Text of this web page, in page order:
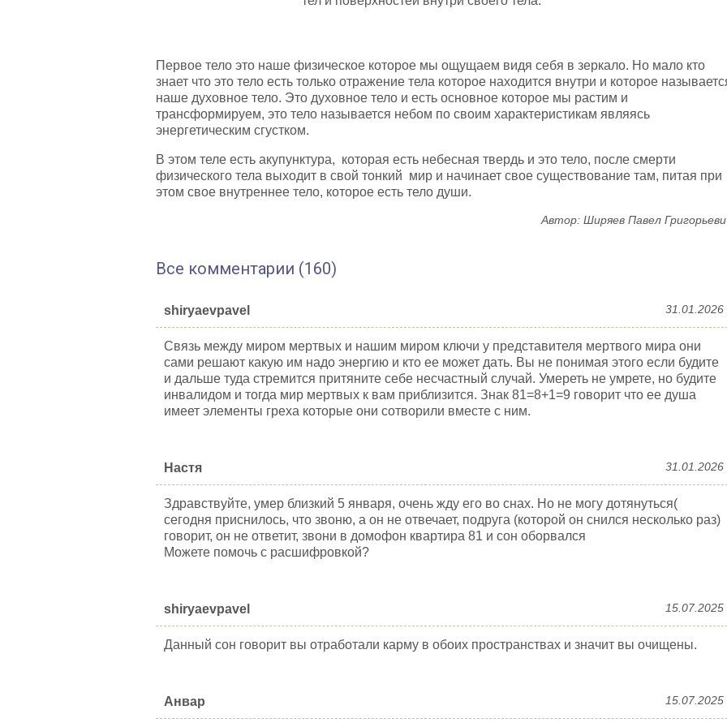
Первое тело это наше физическое которое мы ощущаем видя себя в зеркало. Но мало кто
знает что это тело есть только отражение тела которое находится внутри и которое
наше духовное тело. Это духовное тело и есть основное которое мы растим и
трансформируем, это тело называется небом по своим характеристикам являясь
энергетическим сгустком.
В этом теле есть акупунктура, которая есть небесная твердь и это тело, после смерти
физического тела выходит в свой тонкий мир и начинает свое существование там, питая при
этом свое внутреннее тело, которое есть тело души.
Автор: Ширяев Павел
Все комментарии (160)
shiryaevpavel 31.01.2026
Связь между миром мертвых и нашим миром ключи у представителя мертвого мира они
сами решают какую им надо энергию и кто ее может дать. Вы не понимая этого если будите
и дальше туда стремится притяните себе несчастный случай. Умереть не умрете, но будите
инвалидом и тогда мир мертвых к вам приблизится. Знак 81=8+1=9 говорит что ее душа
имеет элементы греха которые они сотворили вместе с ним.
Настя 31.01.2026
Здравствуйте, умер близкий 5 января, очень жду его во снах. Но не могу дотянуться(
сегодня приснилось, что звоню, а он не отвечает, подруга (которой он снился несколько раз)
говорит, он не ответит, звони в домофон квартира 81 и сон оборвался
Можете помочь с расшифровкой?
shiryaevpavel 15.07.2025
Данный сон говорит вы отработали карму в обоих пространствах и значит вы очищены.
Анвар 15.07.2025